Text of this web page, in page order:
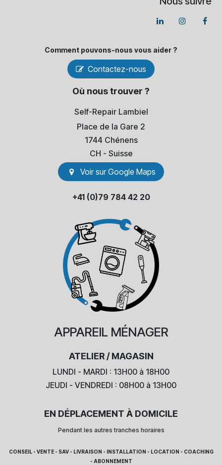
Comment pouvons-​nous vous aider ?
Contactez-nous
Où nous trouver ?
Self-Repair Lambiel
Place de la Gare 2
1744 Chénens
​CH - Suisse
Voir sur Go​​ogle Maps
+41 (0)79 784 42 20
APPAREIL MÉNAGER
ATELIER / MAGASIN
LUNDI - MARDI : 13H00 à 18H00
JEUDI - VENDREDI : 08H00 à 13H00
EN DÉPLACEMENT À DOMICILE
Pendant les autres tranches horaires
CONSEIL - VENTE - SAV - LIVRAISON - INSTALLATION - LOCATION - COACHING
- ABONNEMENT